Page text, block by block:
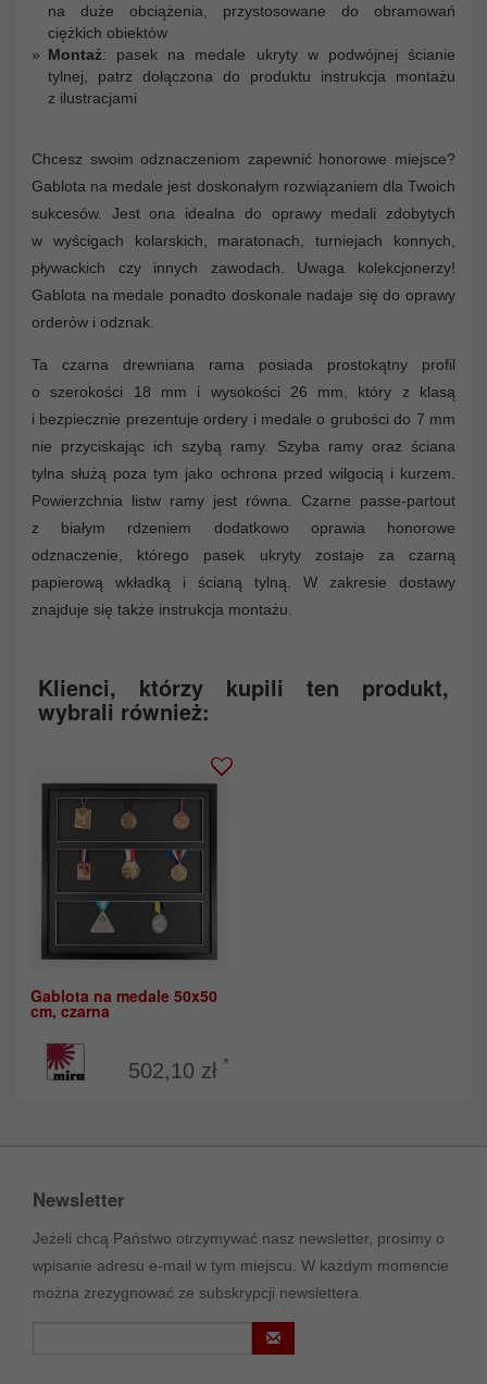
na duże obciążenia, przystosowane do obramowań
ciężkich obiektów
Montaż: pasek na medale ukryty w podwójnej ścianie
tylnej, patrz dołączona do produktu instrukcja montażu
z ilustracjami
Chcesz swoim odznaczeniom zapewnić honorowe miejsce?
Gablota na medale jest doskonałym rozwiązaniem dla Twoich
sukcesów. Jest ona idealna do oprawy medali zdobytych
w wyścigach kolarskich, maratonach, turniejach konnych,
pływackich czy innych zawodach. Uwaga kolekcjonerzy!
Gablota na medale ponadto doskonale nadaje się do oprawy
orderów i odznak.
Ta czarna drewniana rama posiada prostokątny profil
o szerokości 18 mm i wysokości 26 mm, który z klasą
i bezpiecznie prezentuje ordery i medale o grubości do 7 mm
nie przyciskając ich szybą ramy. Szyba ramy oraz ściana
tylna służą poza tym jako ochrona przed wilgocią i kurzem.
Powierzchnia listw ramy jest równa. Czarne passe-partout
z białym rdzeniem dodatkowo oprawia honorowe
odznaczenie, którego pasek ukryty zostaje za czarną
papierową wkładką i ścianą tylną. W zakresie dostawy
znajduje się także instrukcja montażu.
Klienci, którzy kupili ten produkt,
wybrali również:
Gablota na medale 50x50
cm, czarna
502,10 zł *
Newsletter
Jeżeli chcą Państwo otrzymywać nasz newsletter, prosimy o
wpisanie adresu e-mail w tym miejscu. W każdym momencie
można zrezygnować ze subskrypcji newslettera.